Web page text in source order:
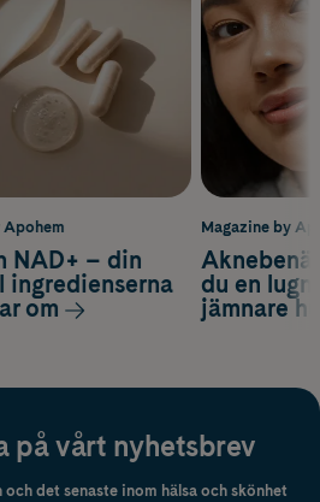
Magazine by
du en
jämnare
Apohem
NAD+ – din
ingredienserna
om
på vårt nyhetsbrev
det senaste inom hälsa och skönhet